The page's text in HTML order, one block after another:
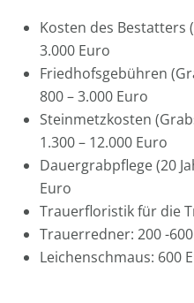
Kosten des Bestatters
3.000 Euro
Friedhofsgebühren
800 – 3.000 Euro
Steinmetzkosten
1.300 – 12.000 Euro
Dauergrabpflege (20
Euro
Trauerfloristik für die
Trauerredner: 200 -
Leichenschmaus: 600